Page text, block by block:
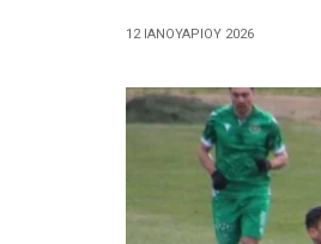
12 ΙΑΝΟΥΑΡΊΟΥ 2026